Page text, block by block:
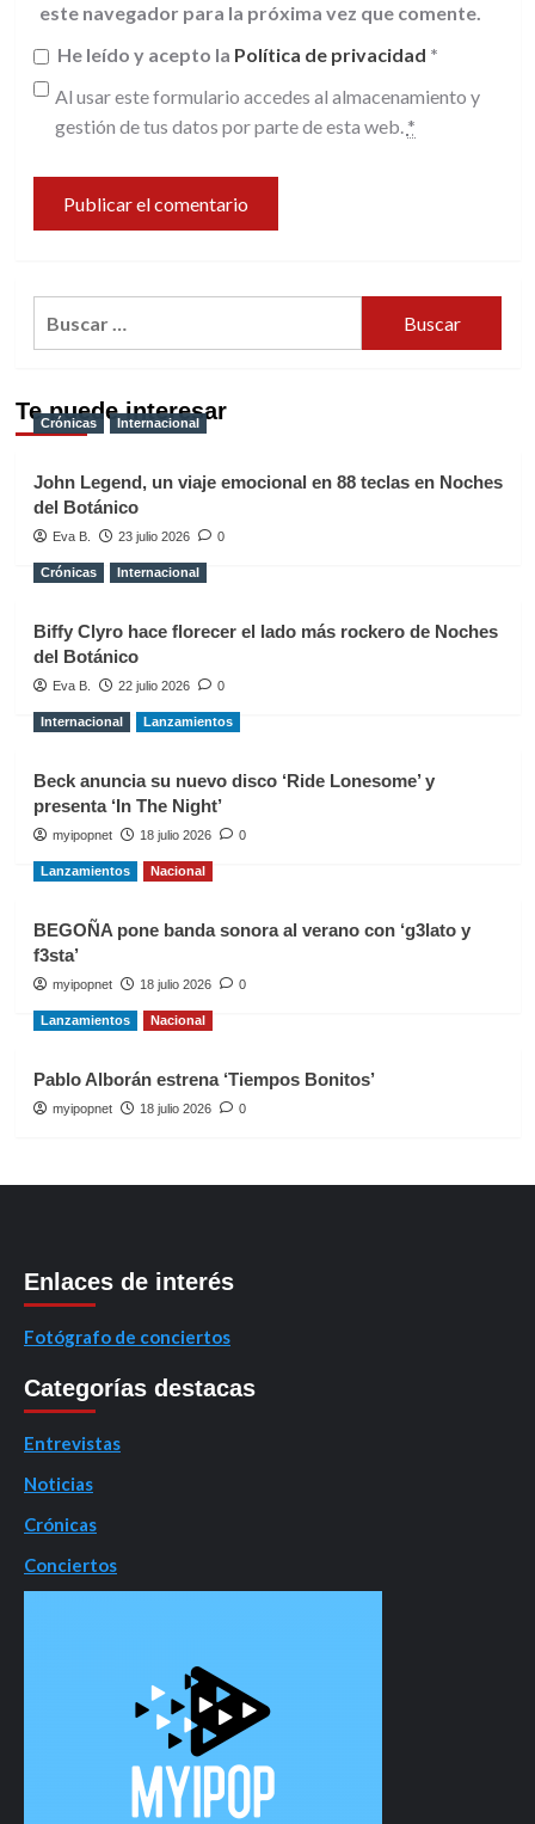
este navegador para la próxima vez que comente.
He leído y acepto la Política de privacidad *
Al usar este formulario accedes al almacenamiento y
gestión de tus datos por parte de esta web. *
Te puede interesar
Crónicas Internacional
John Legend, un viaje emocional en 88 teclas en Noches
del Botánico
Eva B. 23 julio 2026 0
Crónicas Internacional
Biffy Clyro hace florecer el lado más rockero de Noches
del Botánico
Eva B. 22 julio 2026 0
Internacional Lanzamientos
Beck anuncia su nuevo disco ‘Ride Lonesome’ y
presenta ‘In The Night’
myipopnet 18 julio 2026 0
Lanzamientos Nacional
BEGOÑA pone banda sonora al verano con ‘g3lato y
f3sta’
myipopnet 18 julio 2026 0
Lanzamientos Nacional
Pablo Alborán estrena ‘Tiempos Bonitos’
myipopnet 18 julio 2026 0
Enlaces de interés
Fotógrafo de conciertos
Categorías destacas
Entrevistas
Noticias
Crónicas
Conciertos